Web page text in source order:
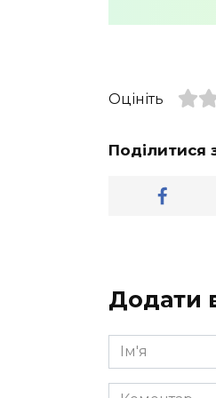
Оцініть
Поділитися
Додати
Ім'я
*
Коментар